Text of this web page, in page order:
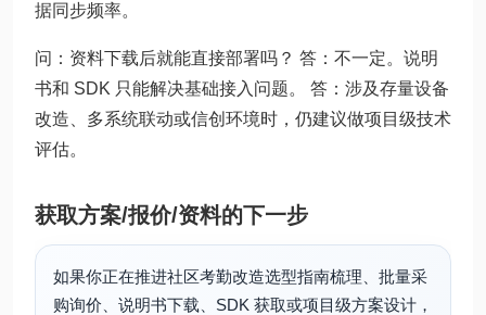
据同步频率。
问：资料下载后就能直接部署吗？ 答：不一定。说明
书和 SDK 只能解决基础接入问题。 答：涉及存量设备
改造、多系统联动或信创环境时，仍建议做项目级技术
评估。
获取方案/报价/资料的下一步
如果你正在推进社区考勤改造选型指南梳理、批量采
购询价、说明书下载、SDK 获取或项目级方案设计，